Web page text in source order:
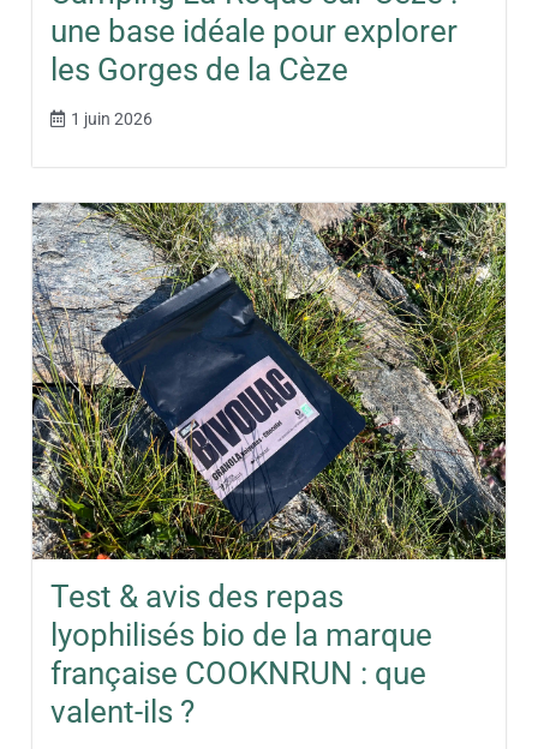
une base idéale pour explorer
les Gorges de la Cèze
1 juin 2026
Test & avis des repas
lyophilisés bio de la marque
française COOKNRUN : que
valent-ils ?